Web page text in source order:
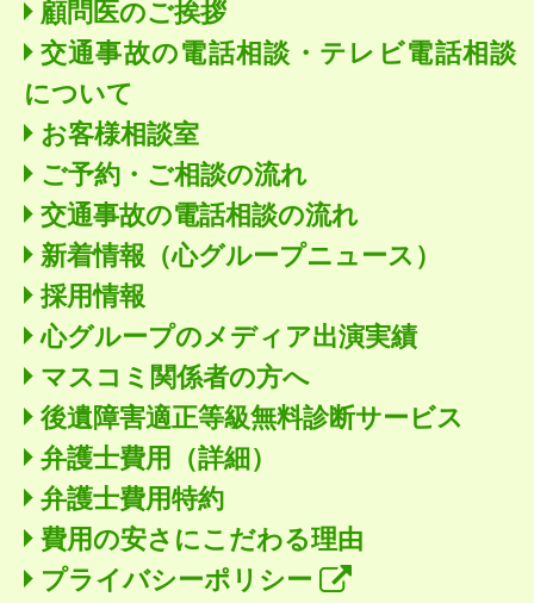
顧問医のご挨拶
交通事故の電話相談・テレビ電話相談
について
お客様相談室
ご予約・ご相談の流れ
交通事故の電話相談の流れ
新着情報 （心グループニュース）
採用情報
心グループのメディア出演実績
マスコミ関係者の方へ
後遺障害適正等級無料診断サービス
弁護士費用（詳細）
弁護士費用特約
費用の安さにこだわる理由
プライバシーポリシー